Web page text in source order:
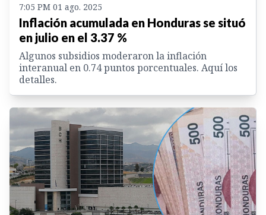
7:05 PM 01 ago. 2025
Inflación acumulada en Honduras se situó
en julio en el 3.37 %
Algunos subsidios moderaron la inflación
interanual en 0.74 puntos porcentuales. Aquí los
detalles.